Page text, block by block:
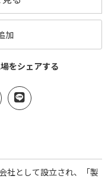
加
をシェアする
社として設立され、「製